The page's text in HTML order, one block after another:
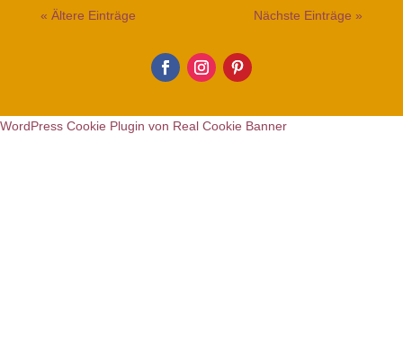
« Ältere Einträge Nächste Einträge »
WordPress Cookie Plugin von Real Cookie Banner